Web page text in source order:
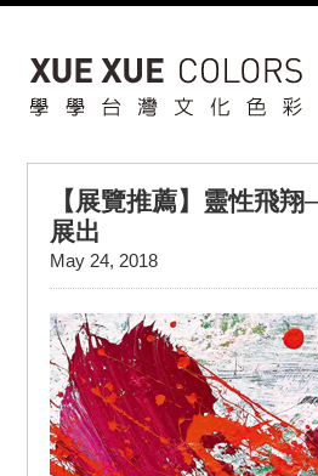
【展覽推薦】靈性飛
展出
May 24, 2018